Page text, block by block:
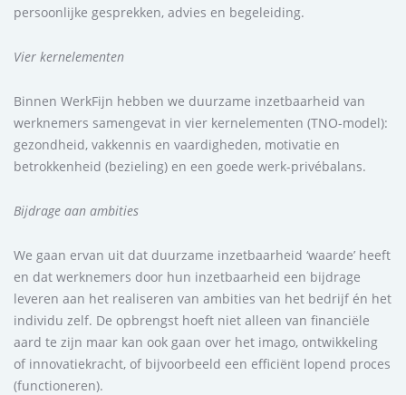
persoonlijke gesprekken, advies en begeleiding.
Vier kernelementen
Binnen WerkFijn hebben we duurzame inzetbaarheid van
werknemers samengevat in vier kernelementen (TNO-model):
gezondheid, vakkennis en vaardigheden, motivatie en
betrokkenheid (bezieling) en een goede werk-privébalans.
Bijdrage aan ambities
We gaan ervan uit dat duurzame inzetbaarheid ‘waarde’ heeft
en dat werknemers door hun inzetbaarheid een bijdrage
leveren aan het realiseren van ambities van het bedrijf én het
individu zelf. De opbrengst hoeft niet alleen van financiële
aard te zijn maar kan ook gaan over het imago, ontwikkeling
of innovatiekracht, of bijvoorbeeld een efficiënt lopend proces
(functioneren).